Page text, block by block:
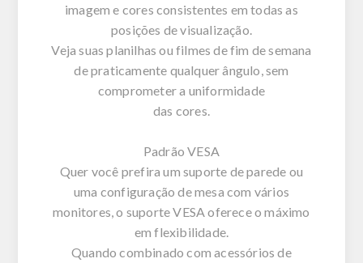
imagem e cores consistentes em todas as
posições de visualização.
Veja suas planilhas ou filmes de fim de semana
de praticamente qualquer ângulo, sem
comprometer a uniformidade
das cores.
Padrão VESA
Quer você prefira um suporte de parede ou
uma configuração de mesa com vários
monitores, o suporte VESA oferece o máximo
em flexibilidade.
Quando combinado com acessórios de